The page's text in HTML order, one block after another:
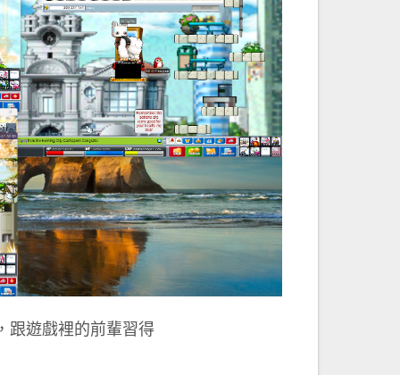
跟遊戲裡的前輩習得